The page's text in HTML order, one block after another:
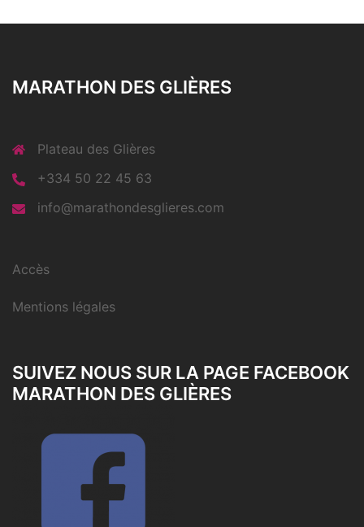
MARATHON DES GLIÈRES
Plateau des Glières
+334 50 22 45 63
info@marathondesglieres.com
Accès
Mentions légales
SUIVEZ NOUS SUR LA PAGE FACEBOOK
MARATHON DES GLIÈRES